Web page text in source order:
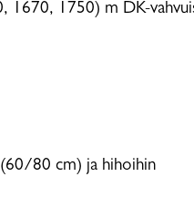
1670, 1750) m DK-
80 cm) ja hihoihin